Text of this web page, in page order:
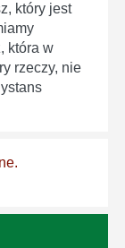
który jest
która w
rzeczy, nie